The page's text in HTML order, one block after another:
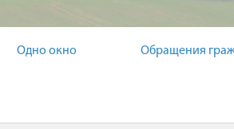
Одно окно Обращения